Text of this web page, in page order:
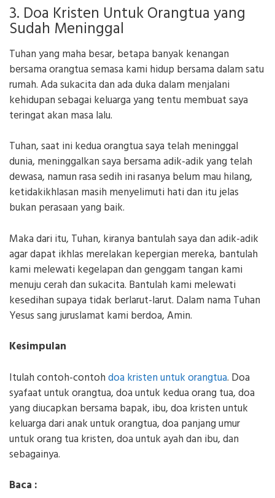
3. Doa Kristen Untuk Orangtua yang
Sudah Meninggal
Tuhan yang maha besar, betapa banyak kenangan
bersama orangtua semasa kami hidup bersama dalam satu
rumah. Ada sukacita dan ada duka dalam menjalani
kehidupan sebagai keluarga yang tentu membuat saya
teringat akan masa lalu.
Tuhan, saat ini kedua orangtua saya telah meninggal
dunia, meninggalkan saya bersama adik-adik yang telah
dewasa, namun rasa sedih ini rasanya belum mau hilang,
ketidakikhlasan masih menyelimuti hati dan itu jelas
bukan perasaan yang baik.
Maka dari itu, Tuhan, kiranya bantulah saya dan adik-adik
agar dapat ikhlas merelakan kepergian mereka, bantulah
kami melewati kegelapan dan genggam tangan kami
menuju cerah dan sukacita. Bantulah kami melewati
kesedihan supaya tidak berlarut-larut. Dalam nama Tuhan
Yesus sang juruslamat kami berdoa, Amin.
Kesimpulan
Itulah contoh-contohdoa kristen untuk orangtua. Doa
syafaat untuk orangtua, doa untuk kedua orang tua, doa
yang diucapkan bersama bapak, ibu, doa kristen untuk
keluarga dari anak untuk orangtua, doa panjang umur
untuk orang tua kristen, doa untuk ayah dan ibu, dan
sebagainya.
Baca :